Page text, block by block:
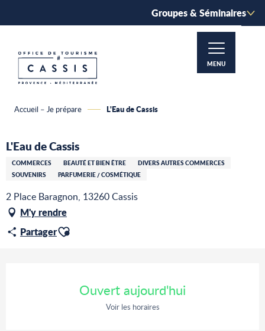
principal
Groupes & Séminaires
MENU
Accueil – Je prépare L'Eau de Cassis
L'Eau de Cassis
COMMERCES BEAUTÉ ET BIEN ÊTRE
DIVERS AUTRES COMMERCES
SOUVENIRS
PARFUMERIE / COSMÉTIQUE
2 Place Baragnon, 13260 Cassis
M'y rendre
PartagerAjouter aux favoris
Ouvert aujourd'hui
Voir les horaires